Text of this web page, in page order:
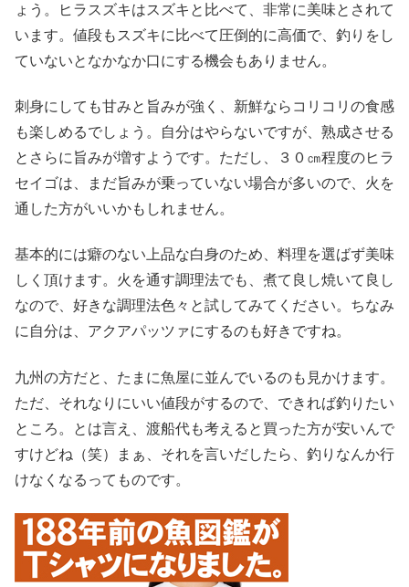
ょう。ヒラスズキはスズキと比べて、非常に美味とされて
います。値段もスズキに比べて圧倒的に高価で、釣りをし
ていないとなかなか口にする機会もありません。
刺身にしても甘みと旨みが強く、新鮮ならコリコリの食感
も楽しめるでしょう。自分はやらないですが、熟成させる
とさらに旨みが増すようです。ただし、３０㎝程度のヒラ
セイゴは、まだ旨みが乗っていない場合が多いので、火を
通した方がいいかもしれません。
基本的には癖のない上品な白身のため、料理を選ばず美味
しく頂けます。火を通す調理法でも、煮て良し焼いて良し
なので、好きな調理法色々と試してみてください。ちなみ
に自分は、アクアパッツァにするのも好きですね。
九州の方だと、たまに魚屋に並んでいるのも見かけます。
ただ、それなりにいい値段がするので、できれば釣りたい
ところ。とは言え、渡船代も考えると買った方が安いんで
すけどね（笑）まぁ、それを言いだしたら、釣りなんか行
けなくなるってものです。